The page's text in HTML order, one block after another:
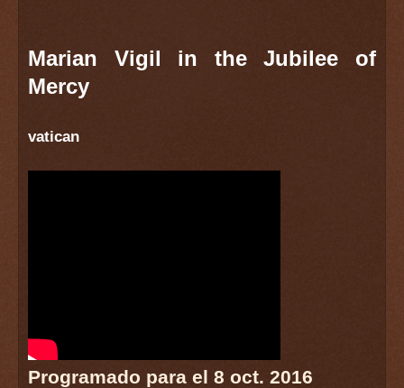
Marian Vigil in the Jubilee of
Mercy
vatican
Programado para el 8 oct. 2016